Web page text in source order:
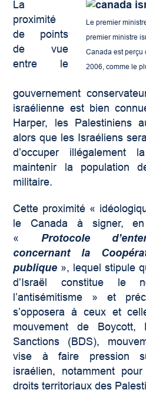
Le premier
premier ministre
Canada est perçu
2006, comme le
La
proximité
de points
de vue
entre le
gouvernement
israélienne est bien
Harper, les Palestiniens
alors que les Israéliens
d’occuper illégalement
maintenir la population
militaire.
Cette proximité «
le Canada à signer,
« Protocole
concernant la
publique », lequel stipule
d’Israël constitue le
l’antisémitisme » et
s’opposera à ceux et
mouvement de Boycott,
Sanctions (BDS),
vise à faire pression
israélien, notamment
droits territoriaux des